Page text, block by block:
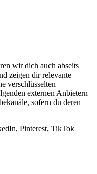
wir dich auch abseits
zeigen dir relevante
verschlüsselten
externen Anbietern
sofern du deren
Pinterest, TikTok